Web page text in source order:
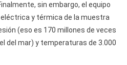
sin embargo, el equipo
y térmica de la muestra
(eso es 170 millones de veces
del mar) y temperaturas de 3.000